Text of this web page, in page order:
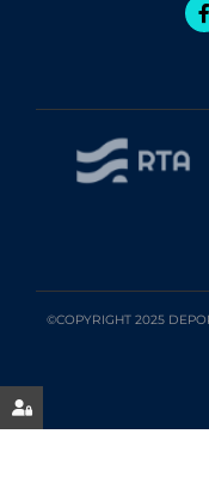
©COPYRIGHT 2025